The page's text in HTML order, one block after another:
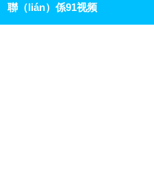
聯（lián）係91视频